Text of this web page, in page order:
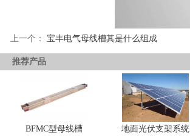
上一个： 宝丰电气母线槽其是什么组成
推荐产品
BFMC型母线槽 地面光伏支架系统